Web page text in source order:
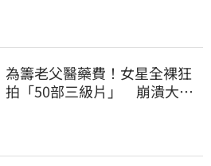
為籌老父醫藥費！女星全裸狂
拍「50部三級片」 崩潰大